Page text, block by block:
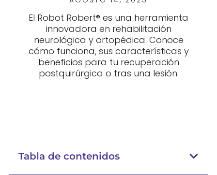
El Robot Robert® es una herramienta
innovadora en rehabilitación
neurológica y ortopédica. Conoce
cómo funciona, sus características y
beneficios para tu recuperación
postquirúrgica o tras una lesión.
Tabla de contenidos